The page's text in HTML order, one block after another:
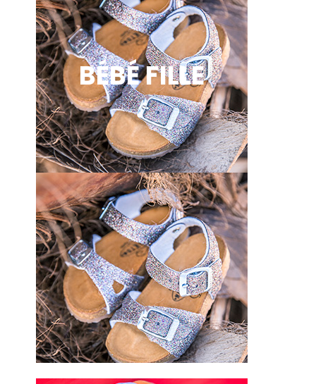
BÉBÉ FILLE